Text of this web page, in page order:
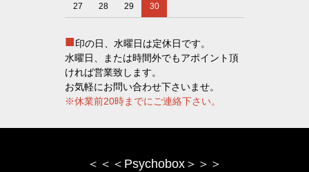
27 28 29 30
■印の日、水曜日は定休日です。
水曜日、または時間外でもアポイント頂
ければ営業致します。
お気軽にお問い合わせ下さいませ。
※休業前20時までにご連絡下さい。
＜＜＜Psychobox＞＞＞